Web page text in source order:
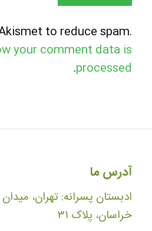
to reduce spam.
your comment data is
processed
.
آدرس ما
ادبستان پسرانه: تهران،
خراسان، پلاک ۳۱